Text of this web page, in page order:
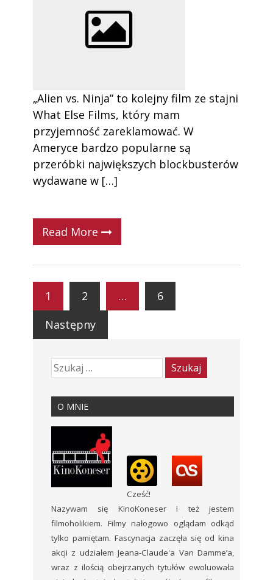
„Alien vs. Ninja” to kolejny film ze stajni
What Else Films, który mam
przyjemność zareklamować. W
Ameryce bardzo popularne są
przeróbki największych blockbusterów
wydawane w […]
Read More
1 2 …
6
Następny
O MNIE
Cześć!
Nazywam się KinoKoneser i też jestem
filmoholikiem. Filmy nałogowo oglądam odkąd
tylko pamiętam. Fascynacja zaczęła się od kina
akcji z udziałem Jeana-Claude'a Van Damme’a,
wraz z ilością obejrzanych tytułów ewoluowała